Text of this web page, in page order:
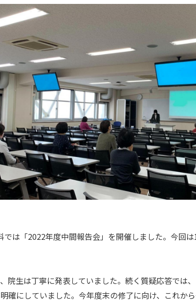
は「2022年度中間報告会」を開催しました。今回
院生は丁寧に発表していました。続く質疑応答では
確にしていました。今年度末の修了に向け、これか